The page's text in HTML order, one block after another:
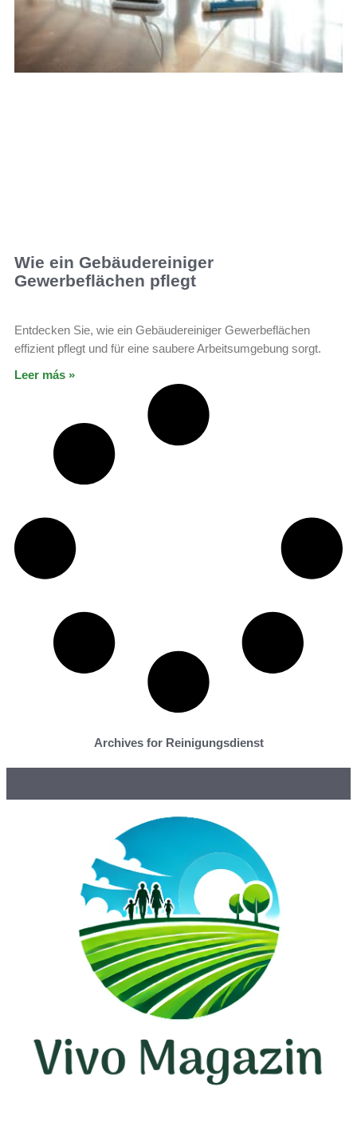
Wie ein Gebäudereiniger
Gewerbeflächen pflegt
Entdecken Sie, wie ein Gebäudereiniger Gewerbeflächen
effizient pflegt und für eine saubere Arbeitsumgebung sorgt.
Leer más »
Archives for Reinigungsdienst